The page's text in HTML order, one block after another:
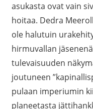
asukasta ovat vain
hoitaa. Dedra
ole halutuin
hirmuvallan
tulevaisuuden
joutuneen
pulaan imperiumin
planeetasta